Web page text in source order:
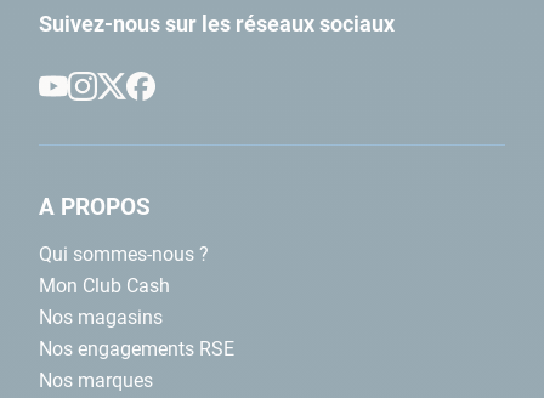
Suivez-nous sur les réseaux sociaux
A PROPOS
Qui sommes-nous ?
Mon Club Cash
Nos magasins
Nos engagements RSE
Nos marques